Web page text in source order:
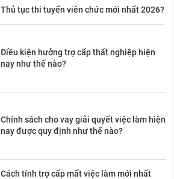
Thủ tục thi tuyển viên chức mới nhất 2026?
Điều kiện hưởng trợ cấp thất nghiệp hiện
nay như thế nào?
Chính sách cho vay giải quyết việc làm hiện
nay được quy định như thế nào?
Cách tính trợ cấp mất việc làm mới nhất